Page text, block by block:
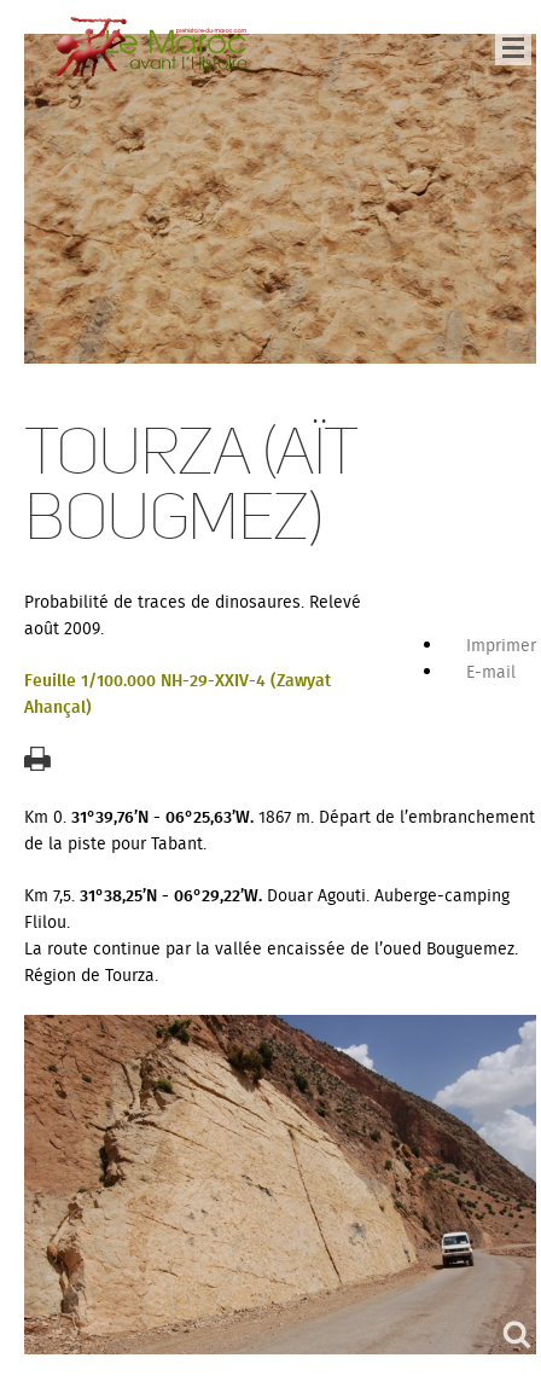
Tourza (Aït
Bougmez)
Imprimer
E-mail
Probabilité de traces de dinosaures. Relevé
août 2009.
Feuille 1/100.000 NH-29-XXIV-4 (Zawyat
Ahançal)
Petit problème... Une erreur
s'est produite
Google Maps ne s'est pas chargé correctement sur cette
page. Pour plus d'informations techniques sur cette erreur,
veuillez consulter la console JavaScript.
Km 0.31°39,76’N - 06°25,63’W.1867 m. Départ de l’embranchement
de la piste pour Tabant.
Km 7,5.31°38,25’N - 06°29,22’W. Douar Agouti. Auberge-camping
Flilou.
La route continue par la vallée encaissée de l’oued Bouguemez.
Région de Tourza.